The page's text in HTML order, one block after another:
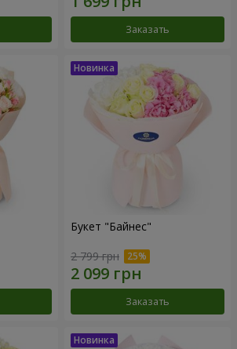
Заказать
Букет "Байнес"
2 799 грн
Заказать